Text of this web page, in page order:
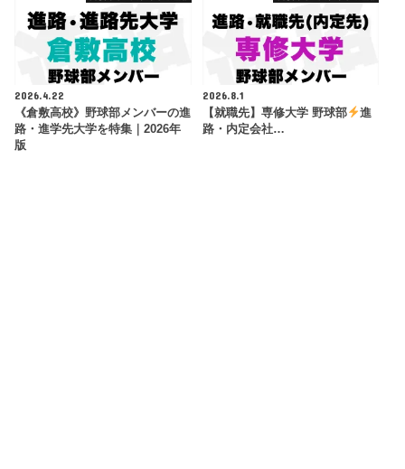
2026.4.22
《倉敷高校》野球部メンバーの進
路・進学先大学を特集｜2026年
版
2026.8.1
【就職先】専修大学 野球部
進
路・内定会社…